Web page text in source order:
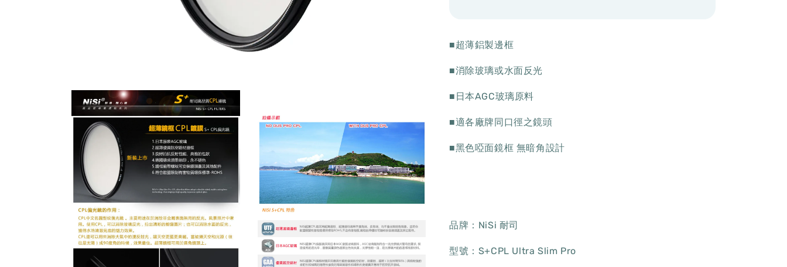
■超薄鋁製邊框
■消除玻璃或水面反光
■日本AGC玻璃原料
■適各廠牌同口徑之鏡頭
■黑色啞面鏡框 無暗角設計
品牌：NiSi 耐司
型號：S+CPL Ultra Slim Pro